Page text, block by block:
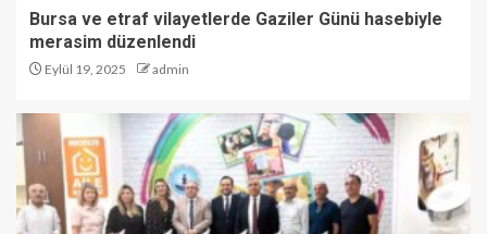
Bursa ve etraf vilayetlerde Gaziler Günü hasebiyle
merasim düzenlendi
Eylül 19, 2025 admin